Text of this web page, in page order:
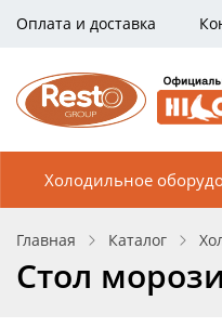
Оплата и доставка
Холодильное
Главная Каталог
Стол